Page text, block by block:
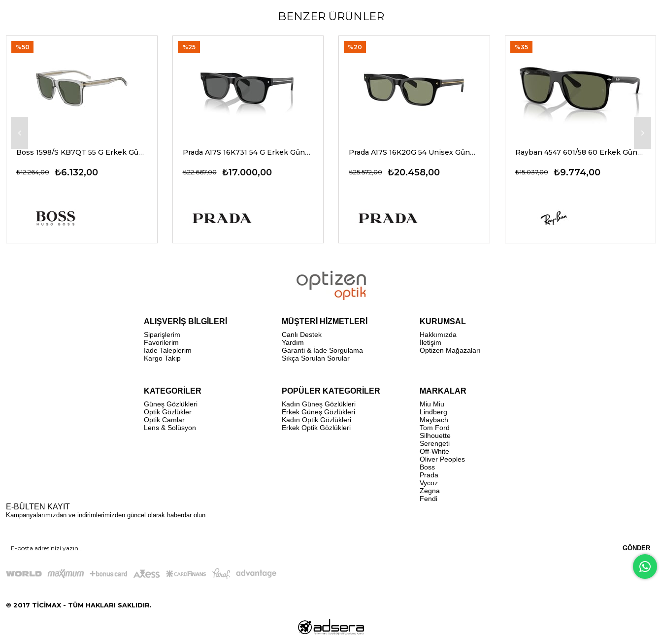
BENZER ÜRÜNLER
Boss 1598/S KB7QT 55 G Erkek Güneş Gözlükleri
₺6.132,00
₺12.264,00
%50
Prada A17S 16K731 54 G Erkek Güneş Gözlükleri
₺17.000,00
₺22.667,00
%25
Prada A17S 16K20G 54 Unisex Güneş Gözlükleri
₺20.458,00
₺25.572,00
%20
Rayban 4547 601/58 60 Erkek Güneş Gözlükleri
₺9.774,00
₺15.037,00
%35
ALIŞVERİŞ BİLGİLERİ
Siparişlerim
Favorilerim
İade Taleplerim
Kargo Takip
MÜŞTERİ HİZMETLERİ
Canlı Destek
Yardım
Garanti & İade Sorgulama
Sıkça Sorulan Sorular
KURUMSAL
Hakkımızda
İletişim
Optizen Mağazaları
KATEGORİLER
Güneş Gözlükleri
Optik Gözlükler
Optik Camlar
Lens & Solüsyon
POPÜLER KATEGORİLER
Kadın Güneş Gözlükleri
Erkek Güneş Gözlükleri
Kadın Optik Gözlükleri
Erkek Optik Gözlükleri
MARKALAR
Miu Miu
Lindberg
Maybach
Tom Ford
Silhouette
Serengeti
Off-White
Oliver Peoples
Boss
Prada
Vycoz
Zegna
Fendi
E-BÜLTEN KAYIT
Kampanyalarımızdan ve indirimlerimizden güncel olarak haberdar olun.
GÖNDER
© 2017 TİCİMAX - TÜM HAKLARI SAKLIDIR.